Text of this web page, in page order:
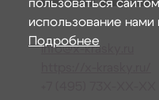
info@x-krasky.ru
пользоваться
использование
Подробнее